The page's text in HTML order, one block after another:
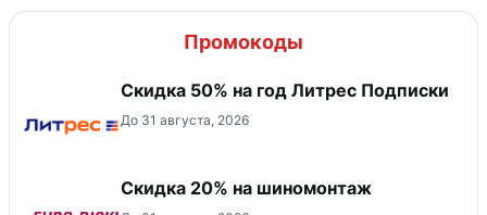
Промокоды
Скидка 50% на год Литрес Подписки
До 31 августа, 2026
Скидка 20% на шиномонтаж